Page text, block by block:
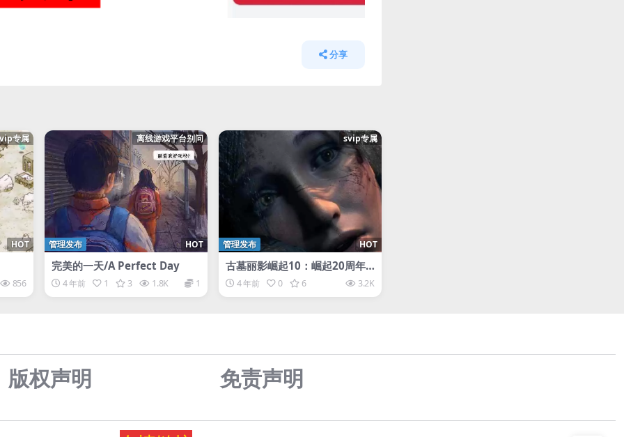
分享
专属
HOT
856
离线游戏平台别问
HOT
管理发布
完美的一天/A Perfect Day
4 年前 1 3 1.8K 1
svip专属
HOT
管理发布
古墓丽影崛起10：崛起20周年
版/Rise of the Tomb Raider:
20 Year Celebration古墓丽影
4 年前 0 6 3.2K
版权声明 免责声明